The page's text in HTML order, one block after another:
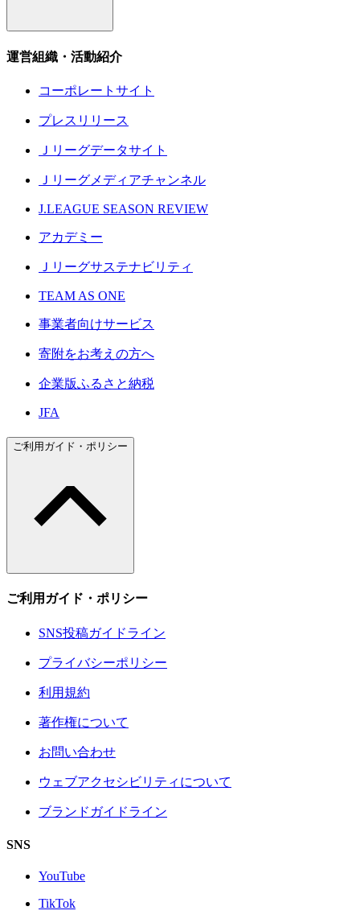
運営組織・活動紹介
コーポレートサイト
プレスリリース
Ｊリーグデータサイト
Ｊリーグメディアチャンネル
J.LEAGUE SEASON REVIEW
アカデミー
Ｊリーグサステナビリティ
TEAM AS ONE
事業者向けサービス
寄附をお考えの方へ
企業版ふるさと納税
JFA
ご利用ガイド・ポリシー
ご利用ガイド・ポリシー
SNS投稿ガイドライン
プライバシーポリシー
利用規約
著作権について
お問い合わせ
ウェブアクセシビリティについて
ブランドガイドライン
SNS
YouTube
TikTok